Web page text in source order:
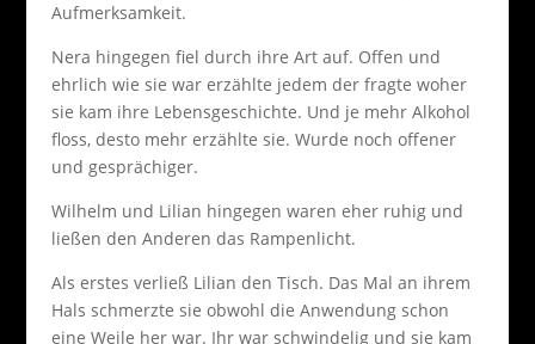
Aufmerksamkeit.
Nera hingegen fiel durch ihre Art auf. Offen und
ehrlich wie sie war erzählte jedem der fragte woher
sie kam ihre Lebensgeschichte. Und je mehr Alkohol
floss, desto mehr erzählte sie. Wurde noch offener
und gesprächiger.
Wilhelm und Lilian hingegen waren eher ruhig und
ließen den Anderen das Rampenlicht.
Als erstes verließ Lilian den Tisch. Das Mal an ihrem
Hals schmerzte sie obwohl die Anwendung schon
eine Weile her war. Ihr war schwindelig und sie kam